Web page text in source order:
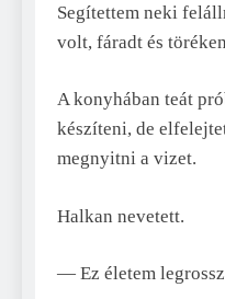
Segítettem neki
volt, fáradt és
A konyhában teát
készíteni, de
megnyitni a vizet.
Halkan nevetett.
— Ez életem